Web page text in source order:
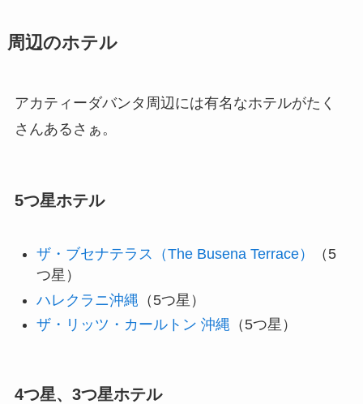
周辺のホテル
アカティーダバンタ周辺には有名なホテルがたく
さんあるさぁ。
5つ星ホテル
ザ・ブセナテラス（The Busena Terrace）
（5
つ星）
ハレクラニ沖縄 （5つ星）
ザ・リッツ・カールトン 沖縄 （5つ星）
4つ星、3つ星ホテル